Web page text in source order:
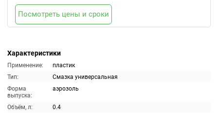
Характеристики
Применение:
пластик
Тип:
Смазка универсальная
Форма
выпуска:
аэрозоль
Объём, л:
0.4
Посмотреть цены и сроки